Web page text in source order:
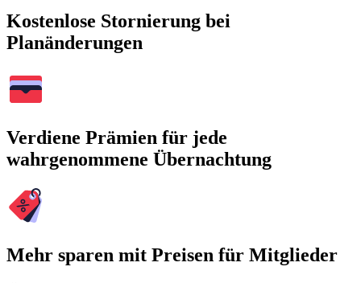
Kostenlose Stornierung bei
Planänderungen
Verdiene Prämien für jede
wahrgenommene Übernachtung
Mehr sparen mit Preisen für Mitglieder